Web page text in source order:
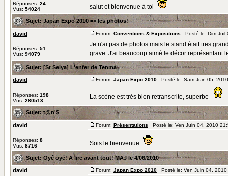
Réponses: 24
Vus: 54024 salut et bienvenue à toi
Sujet: Japan Expo 2010 => les photos!
david
Réponses: 51
Vus: 94079
Forum: Conventions & Expositions Posté le: Dim
Je n'ai pas de photos mais le stand était tres
grave. J'ai beaucoup aimé le décor représentant
Sujet: [St Seiya] L'enfer de Tenma
david
Réponses: 198
Vus: 280513
Forum: Japan Expo 2010 Posté le: Sam Juin 05,
La scène est très bien retranscrite, superbe
Sujet: t@n'$
david
Réponses: 8
Vus: 8716
Forum: Présentations Posté le: Ven Juin 04, 2010
Sois le bienvenue
Sujet: Oyé oyé! A lire avant tout! MAJ le 4/06/2010
david Forum: Japan Expo 2010 Posté le: Ven Juin 04,